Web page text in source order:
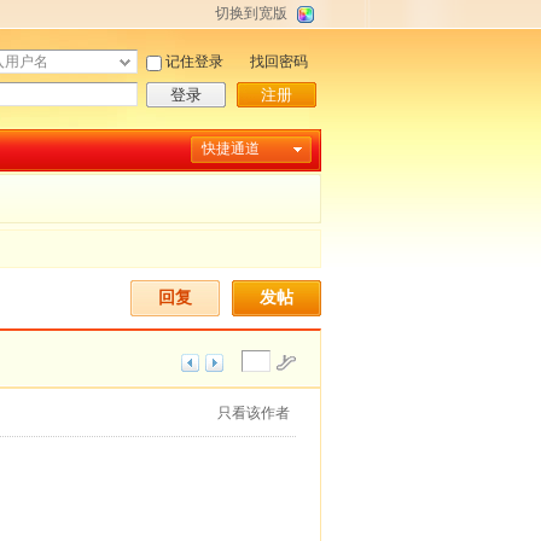
切换到宽版
记住登录
登录
找回密码
注册
快捷通道
发帖
回复
只看该作者